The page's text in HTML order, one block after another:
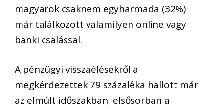
magyarok csaknem egyharmada (32%)
már találkozott valamilyen online vagy
banki csalással.
A pénzügyi visszaélésekről a
megkérdezettek 79 százaléka hallott már
az elmúlt időszakban, elsősorban a